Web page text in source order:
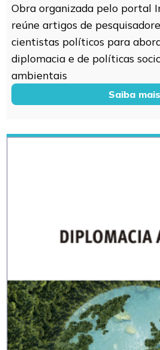
Obra organizada pelo portal
reúne artigos de
cientistas políticos para
diplomacia e de políticas
ambientais
Saiba mais